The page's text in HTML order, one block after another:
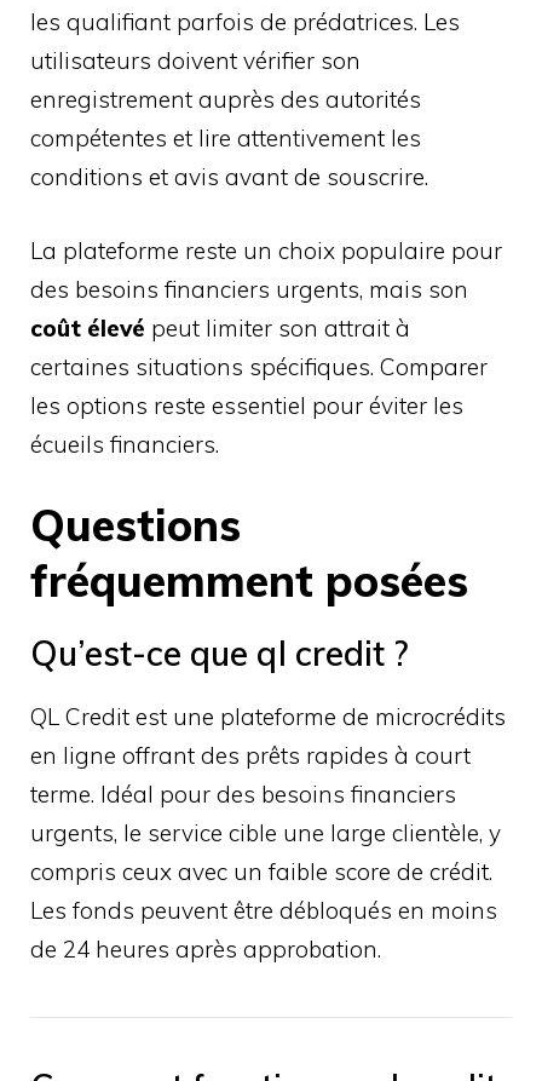
les qualifiant parfois de prédatrices. Les
utilisateurs doivent vérifier son
enregistrement auprès des autorités
compétentes et lire attentivement les
conditions et avis avant de souscrire.
La plateforme reste un choix populaire pour
des besoins financiers urgents, mais son
coût élevé peut limiter son attrait à
certaines situations spécifiques. Comparer
les options reste essentiel pour éviter les
écueils financiers.
Questions
fréquemment posées
Qu’est-ce que ql credit ?
QL Credit est une plateforme de microcrédits
en ligne offrant des prêts rapides à court
terme. Idéal pour des besoins financiers
urgents, le service cible une large clientèle, y
compris ceux avec un faible score de crédit.
Les fonds peuvent être débloqués en moins
de 24 heures après approbation.